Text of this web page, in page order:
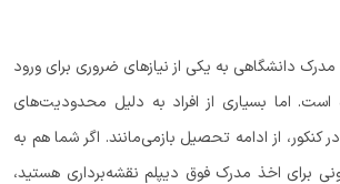
مدرک دانشگاهی به یکی از نیازهای ضروری برای ورود
است. اما بسیاری از افراد به دلیل محدودیت‌های
کنکور، از ادامه تحصیل بازمی‌مانند. اگر شما هم به
برای اخذ مدرک فوق دیپلم نقشه‌برداری هستید،